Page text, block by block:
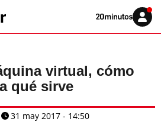
Volver
Iniciar
sesión
virtual, cómo
qué sirve
31 may 2017 - 14:50